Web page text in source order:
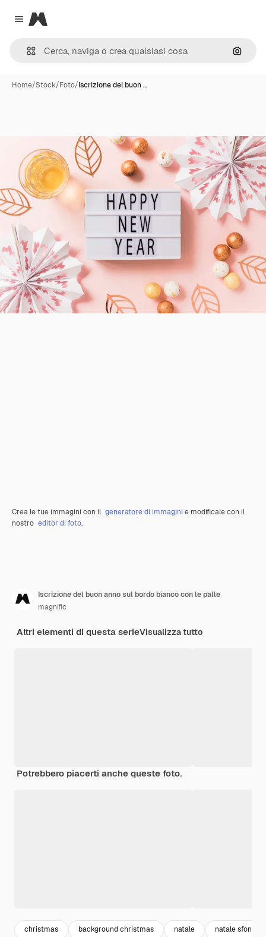
Close menu
Magnific
Cerca
Home/Stock/Foto/Iscrizione del buon …
Crea le tue immagini con il generatore di immagini e modificale con il
nostro editor di foto.
Iscrizione del buon anno sul bordo bianco con le palle
magnific
Altri elementi di questa serieVisualizza tutto
Potrebbero piacerti anche queste foto.
christmas background christmas natale natale sfondo